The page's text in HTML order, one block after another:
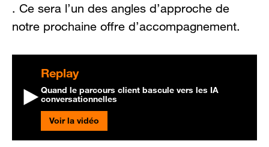
. Ce sera l’un des angles d’approche de
notre prochaine offre d’accompagnement.
Replay
Quand le parcours client bascule vers les IA
conversationnelles
Voir la vidéo